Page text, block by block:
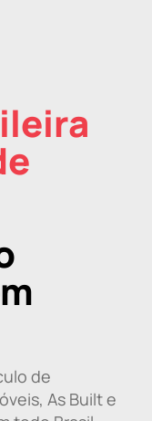
de
As Built e